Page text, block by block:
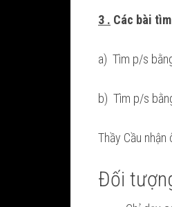
3 . Các bài
a) Tìm p/s
b) Tìm p/s
Thầy Cầu
Đối